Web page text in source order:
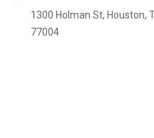
1300 Holman St, Houston,
77004